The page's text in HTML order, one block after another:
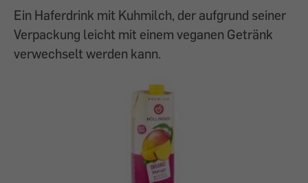
Ein Haferdrink mit Kuhmilch, der aufgrund seiner
Verpackung leicht mit einem veganen Getränk
verwechselt werden kann.